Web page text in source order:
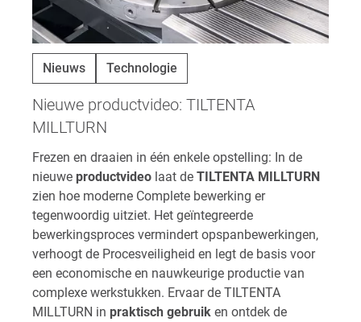
Nieuws Technologie
Nieuwe productvideo: TILTENTA
MILLTURN
Frezen en draaien in één enkele opstelling: In de
nieuwe productvideo laat de TILTENTA MILLTURN
zien hoe moderne Complete bewerking er
tegenwoordig uitziet. Het geïntegreerde
bewerkingsproces vermindert opspanbewerkingen,
verhoogt de Procesveiligheid en legt de basis voor
een economische en nauwkeurige productie van
complexe werkstukken. Ervaar de TILTENTA
MILLTURN in praktisch gebruik en ontdek de